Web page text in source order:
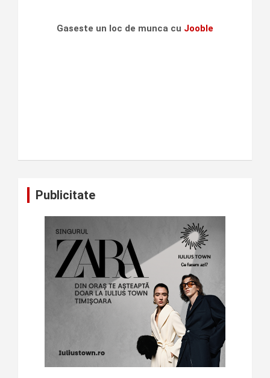
Gaseste un loc de munca cu Jooble
Publicitate